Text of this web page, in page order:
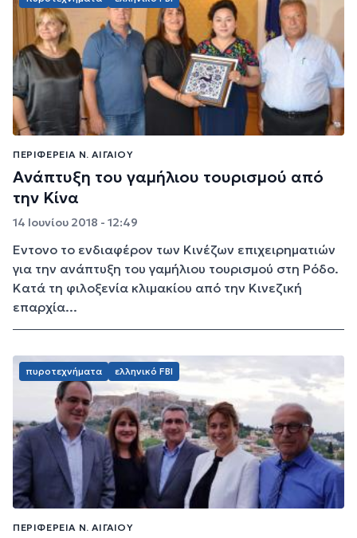
ΠΕΡΙΦΈΡΕΙΑ Ν. ΑΙΓΑΊΟΥ
Ανάπτυξη του γαμήλιου τουρισμού από
την Κίνα
14 Ιουνίου 2018 - 12:49
Έντονο το ενδιαφέρον των Κινέζων επιχειρηματιών
για την ανάπτυξη του γαμήλιου τουρισμού στη Ρόδο.
Κατά τη φιλοξενία κλιμακίου από την Κινεζική
επαρχία...
πυροτεχνήματα ελληνικό FBI
ΠΕΡΙΦΈΡΕΙΑ Ν. ΑΙΓΑΊΟΥ